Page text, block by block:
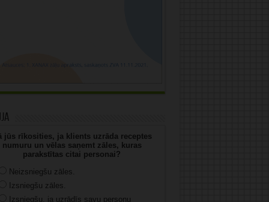
jūs rīkosities, ja klients uzrāda receptes
numuru un vēlas saņemt zāles, kuras
parakstītas citai personai?
Neizsniegšu zāles.
Izsniegšu zāles.
Izsniegšu, ja uzrādīs savu personu